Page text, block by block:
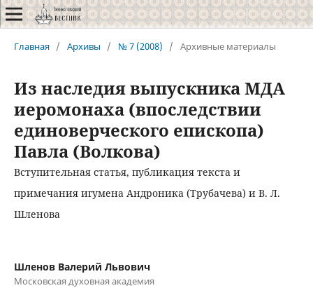
Главная / Архивы / № 7 (2008) / Архивные материалы
Из наследия выпускника МДА
иеромонаха (впоследствии
единоверческого епископа)
Павла (Волкова)
Вступительная статья, публикация текста и
примечания игумена Андроника (Трубачева) и В. Л.
Шленова
Шленов Валерий Львович
Московская духовная академия